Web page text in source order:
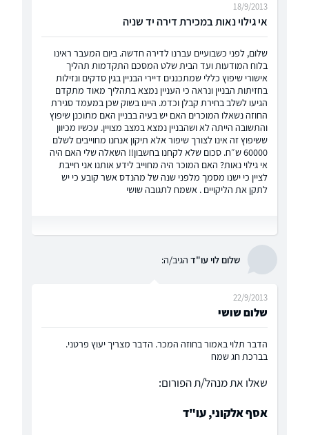
אי גילוי נאות במכירת דירה יד שניה
18/9/2013
שלום, לפני כשבועיים עברנו לדירה חדשה. ביום המעבר ראינו
בלוח המודעות ועד הבית שלט המסכם התקדמות תהליך
אישורי שיפוץ כללי שמתכננים דיירי הבניין בגין סדקים ונזילות
בחזיתות הבניין ונראה כי העניין נמצא בתהליך מאוד מתקדם
הגיעו לשלב בחירת קבלן וכדמ. היינו בשוק שכן במעמד סגירת
החוזה נשאלו המוכרים האם יש בעיה בבניין האם מתוכנן שיפוץ
והתשובה הייתה לא ושהבניין נמצא במצב מצויין. עכשיו מכיוון
ששיפוץ זה אינו לצורך שיפור אלא תיקון אנחנו מחוייבים לשלם
60000 ש״ח. סכום שלא לקחנו בחשבון!! השאלה שלי האם היה
אי גילוי נאות? האם המוכר היה מחוייב לידע אותנו אני חייבת
לציין כי ישנו מסמך מלפני שנה של מהנדס אשר קובע כי יש
לתקן את הליקויים . אשמח לתגובה שושי
שלום לוי עו"ד הגיב/ה:
שלום שושי
22/9/2013
הדבר תלוי באמור בחוזה המכר. הדבר מצריך יעוץ פרטני.
בברכת חג שמח
שאלו את מנהל/ת הפורום:
אסף אלקוני, עו"ד